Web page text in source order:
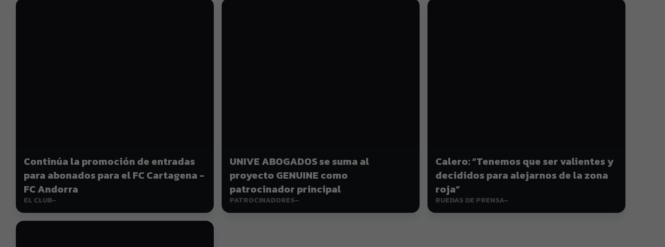
Continúa la promoción de entradas
para abonados para el FC Cartagena -
FC Andorra
EL CLUB
UNIVE ABOGADOS se suma al
proyecto GENUINE como
patrocinador principal
PATROCINADORES
Calero: “Tenemos que ser valientes y
decididos para alejarnos de la zona
roja”
RUEDAS DE PRENSA